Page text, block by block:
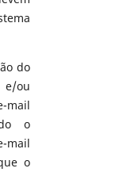
do
ou
o
mail
o